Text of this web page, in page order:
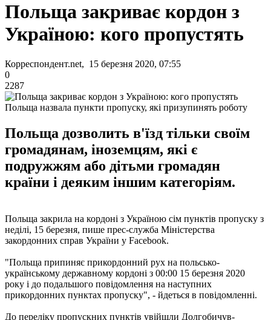
Польща закриває кордон з
Україною: кого пропустять
Корреспондент.net, 15 березня 2020, 07:55
0
2287
Польща назвала пункти пропуску, які призупинять роботу
Польща дозволить в'їзд тільки своїм
громадянам, іноземцям, які є
подружжям або дітьми громадян
країни і деяким іншим категоріям.
Польща закрила на кордоні з Україною сім пунктів пропуску з
неділі, 15 березня, пише прес-служба Міністерства
закордонних справ України у Facebook.
"Польща припиняє прикордонний рух на польсько-
українському державному кордоні з 00:00 15 березня 2020
року і до подальшого повідомлення на наступних
прикордонних пунктах пропуску", - йдеться в повідомленні.
До переліку пропускних пунктів увійшли Долгобичув-